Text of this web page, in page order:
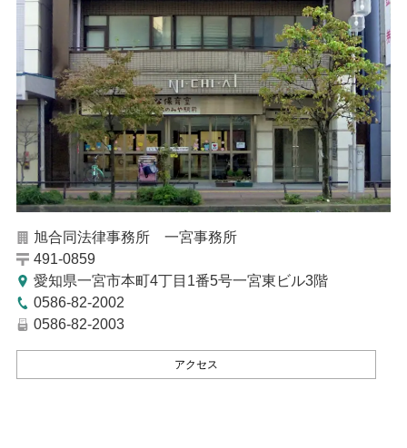
旭合同法律事務所 一宮事務所
491-0859
愛知県一宮市本町4丁目1番5号一宮東ビル3階
0586-82-2002
0586-82-2003
アクセス